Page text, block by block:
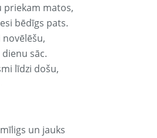
priekam matos,
bēdīgs pats.
novēlēšu,
sāc.
līdzi došu,
un jauks